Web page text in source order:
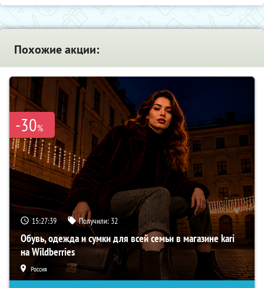
Похожие акции:
-30%
15:27:38 Получили: 32
Обувь, одежда и сумки для всей семьи в магазине kari
на Wildberries
Россия